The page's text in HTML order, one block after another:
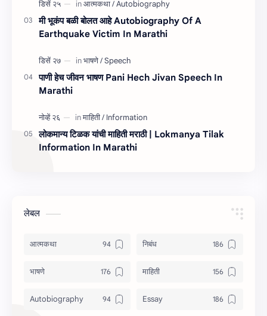
मी भूकंप बळी बोलत आहे Autobiography Of A
Earthquake Victim In Marathi
पाणी हेच जीवन भाषण Pani Hech Jivan Speech In
Marathi
लोकमान्य टिळक यांची माहिती मराठी | Lokmanya Tilak
Information In Marathi
लेबल
आत्मकथा निबंध
भाषणे माहिती
Autobiography Essay